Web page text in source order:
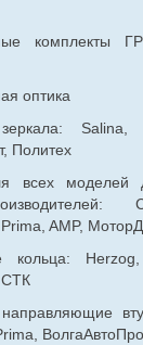
комплекты
оптика
Salina,
Политех
всех моделей
AMP,
СТК